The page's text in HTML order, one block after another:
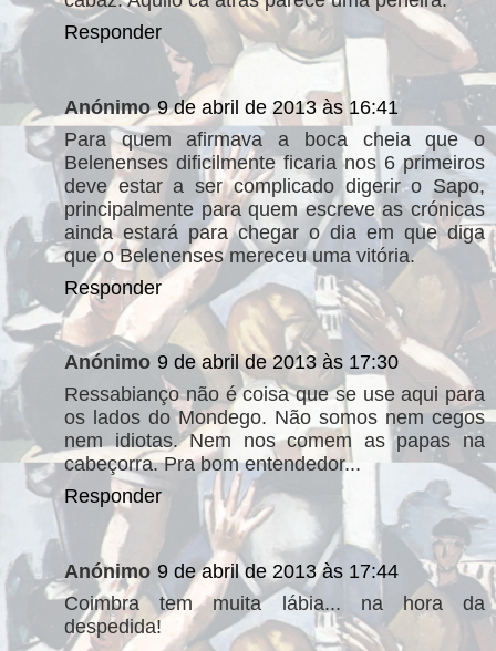
Responder
Anónimo 9 de abril de 2013 às 16:41
Para quem afirmava a boca cheia que o
Belenenses dificilmente ficaria nos 6 primeiros
deve estar a ser complicado digerir o Sapo,
principalmente para quem escreve as crónicas
ainda estará para chegar o dia em que diga
que o Belenenses mereceu uma vitória.
Responder
Anónimo 9 de abril de 2013 às 17:30
Ressabianço não é coisa que se use aqui para
os lados do Mondego. Não somos nem cegos
nem idiotas. Nem nos comem as papas na
cabeçorra. Pra bom entendedor...
Responder
Anónimo 9 de abril de 2013 às 17:44
Coimbra tem muita lábia... na hora da
despedida!